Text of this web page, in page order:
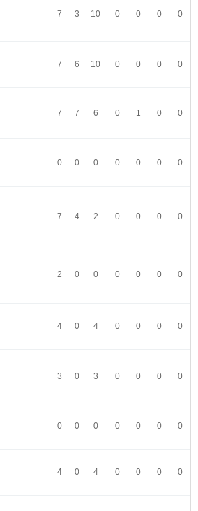
7 3 10 0 0 0 0
7 6 10 0 0 0 0
7 7 6 0 1 0 0
0 0 0 0 0 0 0
7 4 2 0 0 0 0
2 0 0 0 0 0 0
4 0 4 0 0 0 0
3 0 3 0 0 0 0
0 0 0 0 0 0 0
4 0 4 0 0 0 0